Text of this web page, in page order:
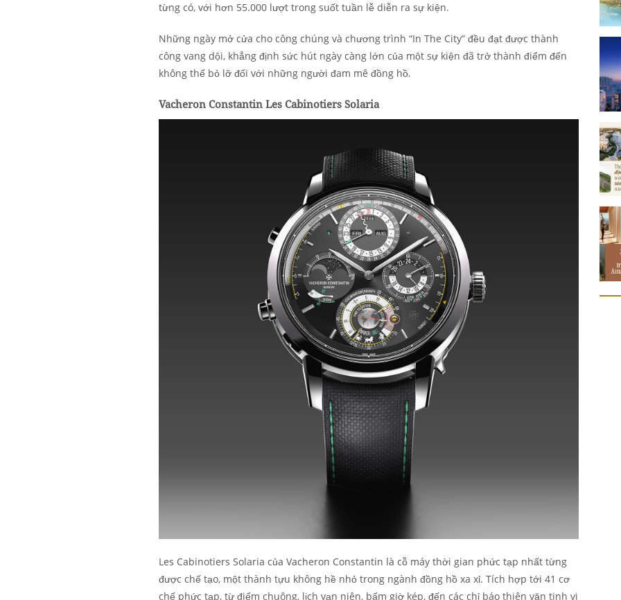
từng có, với hơn 55.000 lượt trong suốt tuần lễ diễn ra sự kiện.
Những ngày mở cửa cho công chúng và chương trình “In The City” đều đạt được thành
công vang dội, khẳng định sức hút ngày càng lớn của một sự kiện đã trở thành điểm đến
không thể bỏ lỡ đối với những người đam mê đồng hồ.
Vacheron Constantin Les Cabinotiers Solaria
Les Cabinotiers Solaria của Vacheron Constantin là cỗ máy thời gian phức tạp nhất từng
được chế tạo, một thành tựu không hề nhỏ trong ngành đồng hồ xa xỉ. Tích hợp tới 41 cơ
chế phức tạp, từ điểm chuông, lịch vạn niên, bấm giờ kép, đến các chỉ báo thiên văn tinh vi